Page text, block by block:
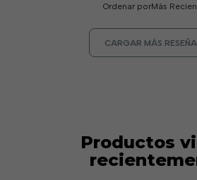
Ordenar porMás
CARGAR MÁS
Productos